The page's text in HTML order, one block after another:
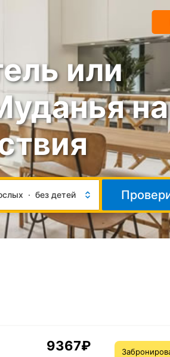
или
на
гостей
·без детей
9367₽